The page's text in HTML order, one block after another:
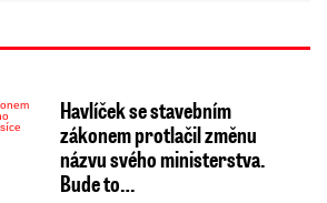
Havlíček se stavebním
zákonem protlačil změnu
názvu svého ministerstva.
Bude to…